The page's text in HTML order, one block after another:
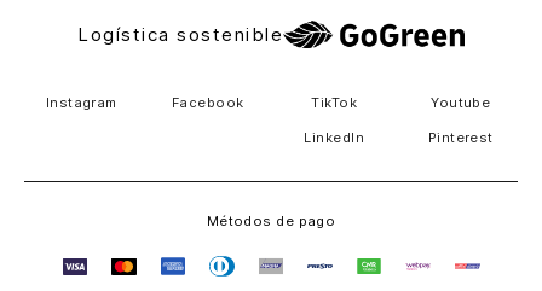
Logística sostenible
Instagram Facebook TikTok Youtube
LinkedIn Pinterest
Métodos de pago